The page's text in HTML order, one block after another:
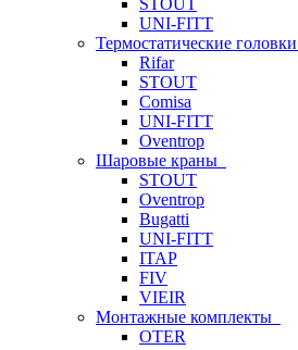
STOUT
UNI-FITT
Термостатические головки
Rifar
STOUT
Comisa
UNI-FITT
Oventrop
Шаровые краны
STOUT
Oventrop
Bugatti
UNI-FITT
ITAP
FIV
VIEIR
Монтажные комплекты
OTER